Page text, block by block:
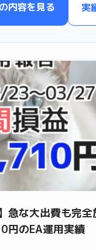
内容を見る 実
急な大出費も完全
円のEA運用実績